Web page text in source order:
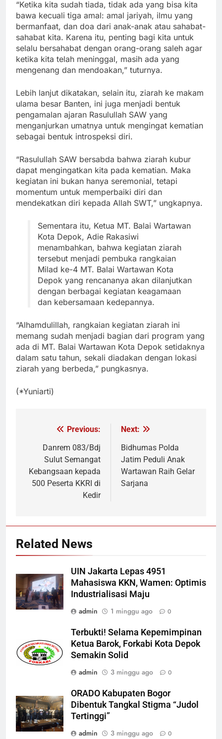
“Ketika kita sudah tiada, tidak ada yang bisa kita
bawa kecuali tiga amal: amal jariyah, ilmu yang
bermanfaat, dan doa dari anak-anak atau sahabat-
sahabat kita. Karena itu, penting bagi kita untuk
selalu bersahabat dengan orang-orang saleh agar
ketika kita telah meninggal, masih ada yang
mengenang dan mendoakan,” tuturnya.
Lebih lanjut dikatakan, selain itu, ziarah ke makam
ulama besar Banten, ini juga menjadi bentuk
pengamalan ajaran Rasulullah SAW yang
menganjurkan umatnya untuk mengingat kematian
sebagai bentuk introspeksi diri.
“Rasulullah SAW bersabda bahwa ziarah kubur
dapat mengingatkan kita pada kematian. Maka
kegiatan ini bukan hanya seremonial, tetapi
momentum untuk memperbaiki diri dan
mendekatkan diri kepada Allah SWT,” ungkapnya.
Sementara itu, Ketua MT. Balai Wartawan
Kota Depok, Adie Rakasiwi
menambahkan, bahwa kegiatan ziarah
tersebut menjadi pembuka rangkaian
Milad ke-4 MT. Balai Wartawan Kota
Depok yang rencananya akan dilanjutkan
dengan berbagai kegiatan keagamaan
dan kebersamaan kedepannya.
“Alhamdulillah, rangkaian kegiatan ziarah ini
memang sudah menjadi bagian dari program yang
ada di MT. Balai Wartawan Kota Depok setidaknya
dalam satu tahun, sekali diadakan dengan lokasi
ziarah yang berbeda,” pungkasnya.
(*Yuniarti)
Navigasi
pos
Previous:
Danrem 083/Bdj
Sulut Semangat
Kebangsaan kepada
500 Peserta KKRI di
Kedir
Next:
Bidhumas Polda
Jatim Peduli Anak
Wartawan Raih Gelar
Sarjana
Related News
UIN Jakarta Lepas 4951
Mahasiswa KKN, Wamen: Optimis
Industrialisasi Maju
admin
1 minggu ago 0
Terbukti! Selama Kepemimpinan
Ketua Barok, Forkabi Kota Depok
Semakin Solid
admin
3 minggu ago 0
ORADO Kabupaten Bogor
Dibentuk Tangkal Stigma “Judol
Tertinggi”
admin
3 minggu ago 0